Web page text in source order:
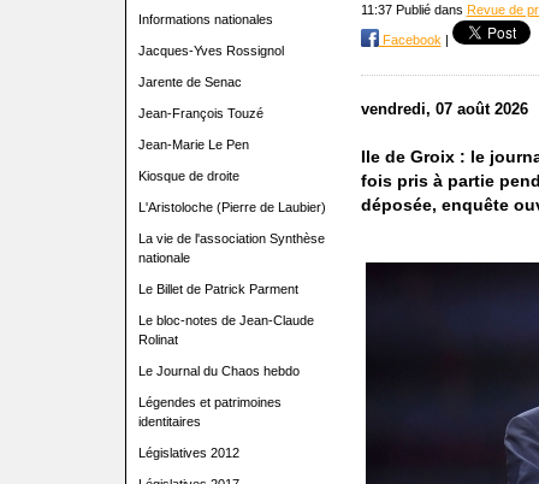
Informations nationales
Jacques-Yves Rossignol
Jarente de Senac
Jean-François Touzé
Jean-Marie Le Pen
Kiosque de droite
L'Aristoloche (Pierre de Laubier)
La vie de l'association Synthèse
nationale
Le Billet de Patrick Parment
Le bloc-notes de Jean-Claude
Rolinat
Le Journal du Chaos hebdo
Légendes et patrimoines
identitaires
Législatives 2012
11:37 Publié dans Revue de
Facebook |
vendredi, 07 août 2026
Ile de Groix : le
fois pris à partie
déposée, enquête